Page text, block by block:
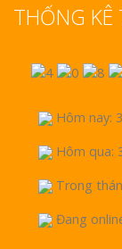
THỐNG KÊ
Hôm nay:
Hôm qua:
Trong
Đang